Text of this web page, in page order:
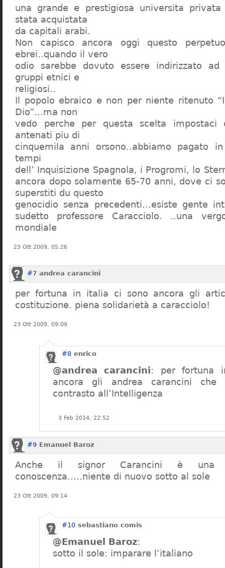
una grande e prestigiosa universita
stata acquistata
da capitali arabi.
Non capisco ancora oggi questo
ebrei..quando il vero
odio sarebbe dovuto essere indirizzato
gruppi etnici e
religiosi..
Il popolo ebraico e non per niente ritenuto
Dio”…ma non
vedo perche per questa scelta
antenati piu di
cinquemila anni orsono..abbiamo pagato
tempi
dell’ Inquisizione Spagnola, i Progromi, lo
ancora dopo solamente 65-70 anni, dove ci
superstiti du questo
genocidio senza precedenti…esiste gente
sudetto professore Caracciolo. ..una
mondiale
23 Ott 2009, 05:26
#7 andrea carancini
per fortuna in italia ci sono ancora gli
costituzione. piena solidarietà a caracciolo!
23 Ott 2009, 09:09
#8 enrico
@andrea carancini: per fortuna
ancora gli andrea carancini
contrasto all’Intelligenza
3 Feb 2014, 22:52
#9 Emanuel Baroz
Anche il signor Carancini è una
conoscenza…..niente di nuovo sotto al sole
23 Ott 2009, 09:14
#10 sebastiano comis
@Emanuel Baroz:
sotto il sole: imparare l’italiano